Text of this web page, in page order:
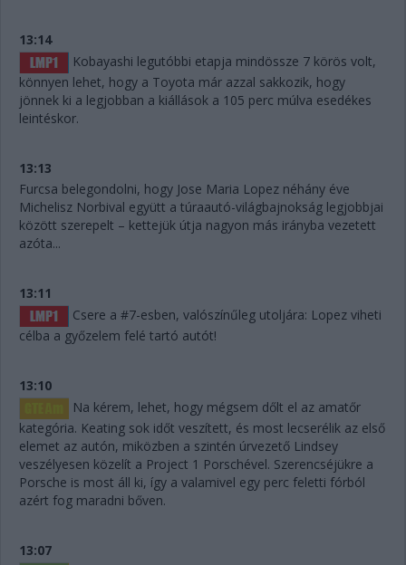
13:14
Kobayashi legutóbbi etapja mindössze 7 körös volt,
könnyen lehet, hogy a Toyota már azzal sakkozik, hogy
jönnek ki a legjobban a kiállások a 105 perc múlva esedékes
leintéskor.
13:13
Furcsa belegondolni, hogy Jose Maria Lopez néhány éve
Michelisz Norbival együtt a túraautó-világbajnokság legjobbjai
között szerepelt – kettejük útja nagyon más irányba vezetett
azóta...
13:11
Csere a #7-esben, valószínűleg utoljára: Lopez viheti
célba a győzelem felé tartó autót!
13:10
Na kérem, lehet, hogy mégsem dőlt el az amatőr
kategória. Keating sok időt veszített, és most lecserélik az első
elemet az autón, miközben a szintén úrvezető Lindsey
veszélyesen közelít a Project 1 Porschével. Szerencséjükre a
Porsche is most áll ki, így a valamivel egy perc feletti fórból
azért fog maradni bőven.
13:07